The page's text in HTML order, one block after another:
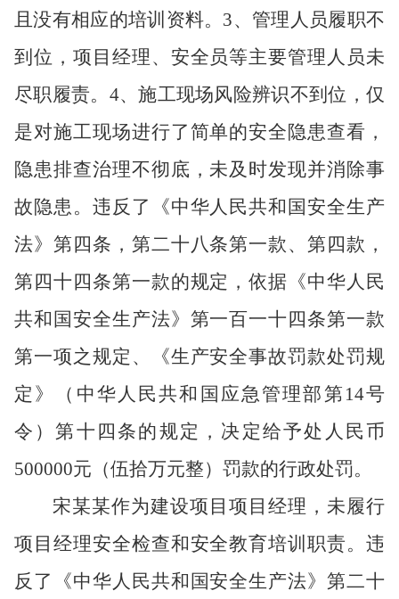
且没有相应的培训资料。3、管理人员履职不
到位，项目经理、安全员等主要管理人员未
尽职履责。4、施工现场风险辨识不到位，仅
是对施工现场进行了简单的安全隐患查看，
隐患排查治理不彻底，未及时发现并消除事
故隐患。违反了《中华人民共和国安全生产
法》第四条，第二十八条第一款、第四款，
第四十四条第一款的规定，依据《中华人民
共和国安全生产法》第一百一十四条第一款
第一项之规定、《生产安全事故罚款处罚规
定》（中华人民共和国应急管理部第14号
令）第十四条的规定，决定给予处人民币
500000元（伍拾万元整）罚款的行政处罚。
宋某某作为建设项目项目经理，未履行
项目经理安全检查和安全教育培训职责。违
反了《中华人民共和国安全生产法》第二十